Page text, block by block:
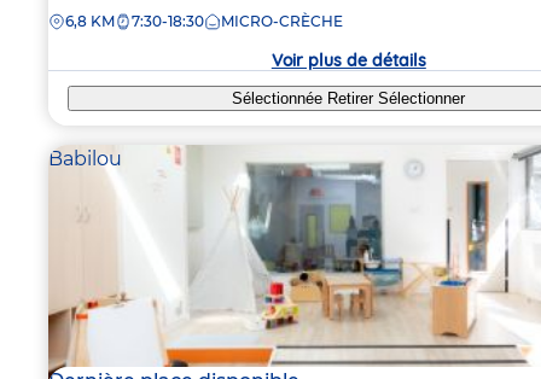
la
DISTANCE
6,8 KM 7:30-18:30 MICRO-CRÈCHE
Voir plus de détails
Sélectionnée RetirerSélectionner
Babilou